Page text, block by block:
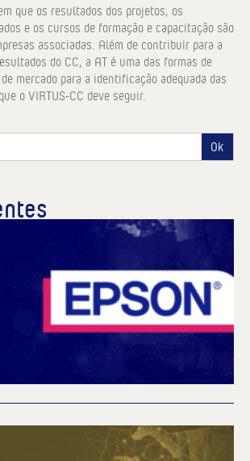
que os resultados dos projetos, os
e os cursos de formação e capacitação são
associadas. Além de contribuir para a
do CC, a AT é uma das formas de
mercado para a identificação adequada das
o VIRTUS-CC deve seguir.
Ok